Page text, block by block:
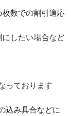
数での割引適応
したい場合など
っております
込み具合などに